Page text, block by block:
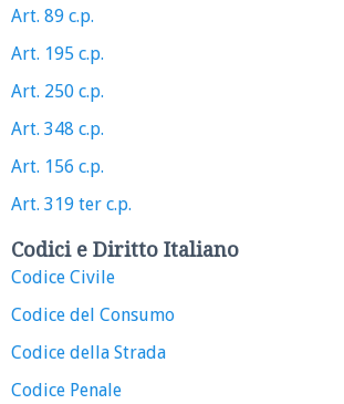
Art. 89 c.p.
Art. 195 c.p.
Art. 250 c.p.
Art. 348 c.p.
Art. 156 c.p.
Art. 319 ter c.p.
Codici e Diritto Italiano
Codice Civile
Codice del Consumo
Codice della Strada
Codice Penale